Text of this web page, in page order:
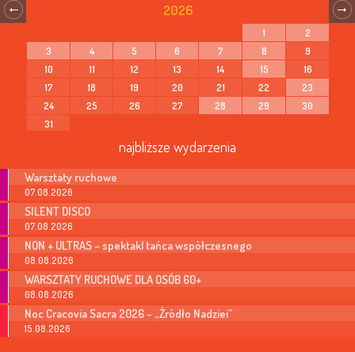
2026
1
2
3
4 5 6 7 8
9
10
11 12 13 14 15
16
17
18 19 20 21 22
23
24
25 26 27 28 29
30
31
najbliższe wydarzenia
Warsztaty ruchowe
07.08.2026
SILENT DISCO
07.08.2026
NON + ULTRAS – spektakl tańca współczesnego
08.08.2026
WARSZTATY RUCHOWE DLA OSÓB 60+
08.08.2026
Noc Cracovia Sacra 2026 – „Źródło Nadziei”
15.08.2026